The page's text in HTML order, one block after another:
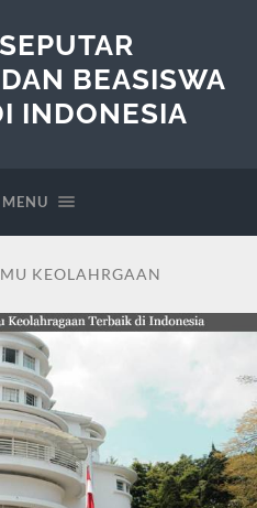
BEASISWA
INDONESIA
KEOLAHRGAAN